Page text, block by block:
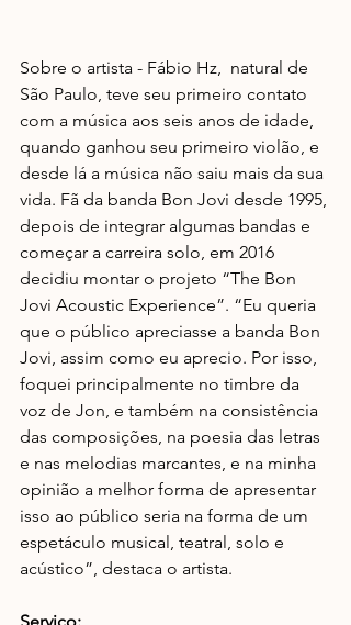
Sobre o artista - Fábio Hz,  natural de
São Paulo, teve seu primeiro contato
com a música aos seis anos de idade,
quando ganhou seu primeiro violão, e
desde lá a música não saiu mais da sua
vida. Fã da banda Bon Jovi desde 1995,
depois de integrar algumas bandas e
começar a carreira solo, em 2016
decidiu montar o projeto “The Bon
Jovi Acoustic Experience”. “Eu queria
que o público apreciasse a banda Bon
Jovi, assim como eu aprecio. Por isso,
foquei principalmente no timbre da
voz de Jon, e também na consistência
das composições, na poesia das letras
e nas melodias marcantes, e na minha
opinião a melhor forma de apresentar
isso ao público seria na forma de um
espetáculo musical, teatral, solo e
acústico”, destaca o artista.